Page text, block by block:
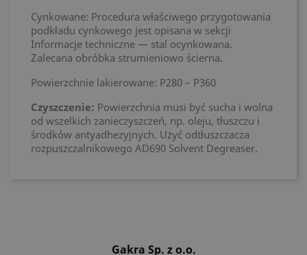
Cynkowane: Procedura właściwego przygotowania
podkładu cynkowego jest opisana w sekcji
Informacje techniczne — stal ocynkowana.
Zalecana obróbka strumieniowo ścierna.
Powierzchnie lakierowane: P280 – P360
Czyszczenie: Powierzchnia musi być sucha i wolna
od wszelkich zanieczyszczeń, np. oleju, tłuszczu i
środków antyadhezyjnych. Użyć odtłuszczacza
rozpuszczalnikowego AD690 Solvent Degreaser.
Gakra Sp. z o.o.